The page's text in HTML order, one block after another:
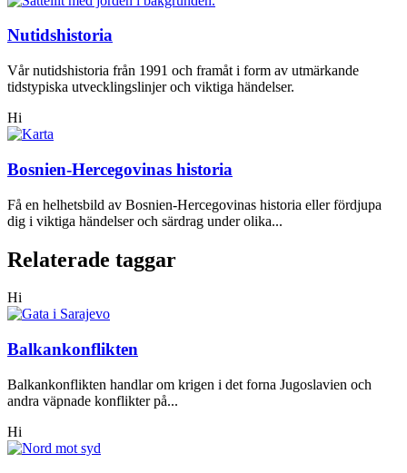
Nutidshistoria
Vår nutidshistoria från 1991 och framåt i form av utmärkande
tidstypiska utvecklingslinjer och viktiga händelser.
Hi
Bosnien-Hercegovinas historia
Få en helhetsbild av Bosnien-Hercegovinas historia eller fördjupa
dig i viktiga händelser och särdrag under olika...
Relaterade taggar
Hi
Balkankonflikten
Balkankonflikten handlar om krigen i det forna Jugoslavien och
andra väpnade konflikter på...
Hi